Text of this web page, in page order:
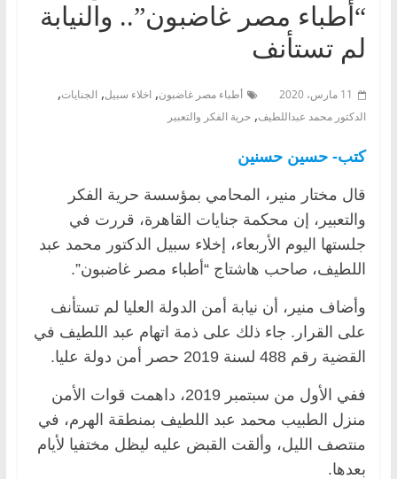
“أطباء مصر غاضبون”.. والنيابة
لم تستأنف
11 مارس، 2020 أطباء مصر غاضبون, اخلاء سبيل, الجنايات,
الدكتور محمد عبداللطيف, حرية الفكر والتعبير
كتب- حسين حسنين
قال مختار منير، المحامي بمؤسسة حرية الفكر
والتعبير، إن محكمة جنايات القاهرة، قررت في
جلستها اليوم الأربعاء، إخلاء سبيل الدكتور محمد عبد
اللطيف، صاحب هاشتاج “أطباء مصر غاضبون”.
وأضاف منير، أن نيابة أمن الدولة العليا لم تستأنف
على القرار. جاء ذلك على ذمة اتهام عبد اللطيف في
القضية رقم 488 لسنة 2019 حصر أمن دولة عليا.
ففي الأول من سبتمبر 2019، داهمت قوات الأمن
منزل الطبيب محمد عبد اللطيف بمنطقة الهرم، في
منتصف الليل، وألقت القبض عليه ليظل مختفيا لأيام
بعدها.